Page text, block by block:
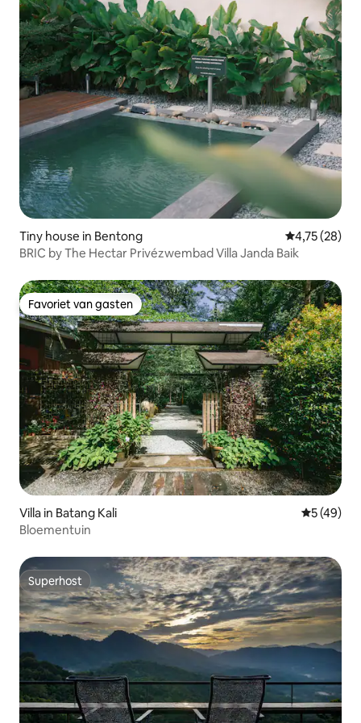
Tiny house in Bentong Gemiddelde
4,75 (28)
BRIC by The Hectar Privézwembad Villa Janda Baik
Favoriet van gasten
Favoriet van gasten
Villa in Batang Kali
5 (49)
Bloementuin
Superhost
Superhost